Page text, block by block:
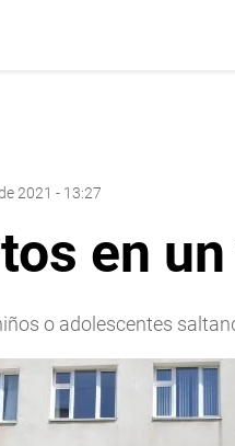
2021 - 13:27
en
o adolescentes